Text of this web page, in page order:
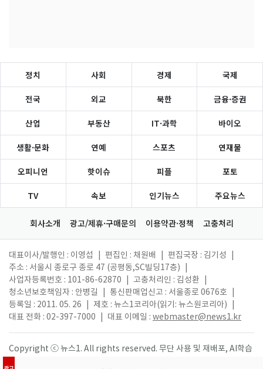
정치 사회 경제 국제
전국 외교 북한 금융·증권
산업 부동산 IT·과학 바이오
생활·문화 연예 스포츠 연재물
오피니언 핫이슈 피플 포토
TV 속보 인기뉴스 주요뉴스
회사소개 광고/제휴·구매문의 이용약관·정책 고충처리
대표이사/발행인 : 이영섭 편집인 : 채원배 편집국장 : 김기성
주소 : 서울시 종로구 종로 47 (공평동,SC빌딩17층)
사업자등록번호 : 101-86-62870
고충처리인 : 김성환
청소년보호책임자 : 안병길
통신판매업신고 : 서울종로 0676호
등록일 : 2011. 05. 26
제호 : 뉴스1코리아(읽기: 뉴스원코리아)
대표 전화 : 02-397-7000
대표 이메일 : webmaster@news1.kr
Copyright ⓒ 뉴스1. All rights reserved. 무단 사용 및 재배포, AI학습